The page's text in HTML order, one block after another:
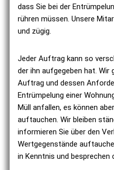
dass Sie bei der
rühren müssen. Unsere
und zügig.
Jeder Auftrag kann so
der ihn aufgegeben hat. Wir
Auftrag und dessen
Entrümpelung einer
Müll anfallen, es können
auftauchen. Wir bleiben
informieren Sie über den
Wertgegenstände
in Kenntnis und besprechen